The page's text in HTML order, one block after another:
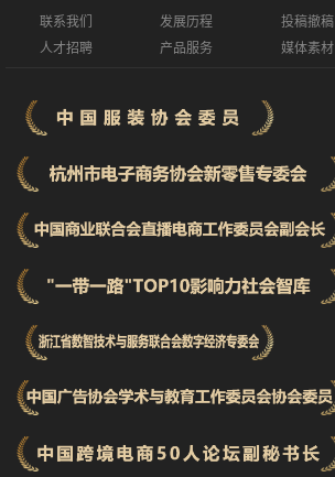
联系我们 发展历程 投稿撤稿
人才招聘
产品服务 媒体素材